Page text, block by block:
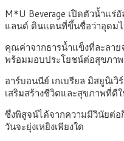
M*U Beverage เปิดตัวน้ำแ
แลนด์ ดินแดนที่ขึ้นชื่อว่าอุดม
คุณค่าจากธารน้ำแข็งที่ละลา
พร้อมมอบประโยชน์ต่อสุขภาพ
อาร์บอนนีย์ เกเบรียล มิสยูนิ
เสริมสร้างชีวิตและสุขภาพที่ดี
ซึ่งพิสูจน์ได้จากความมีวินัยต่อ
วันจะยุ่งเหยิงเพียงใด